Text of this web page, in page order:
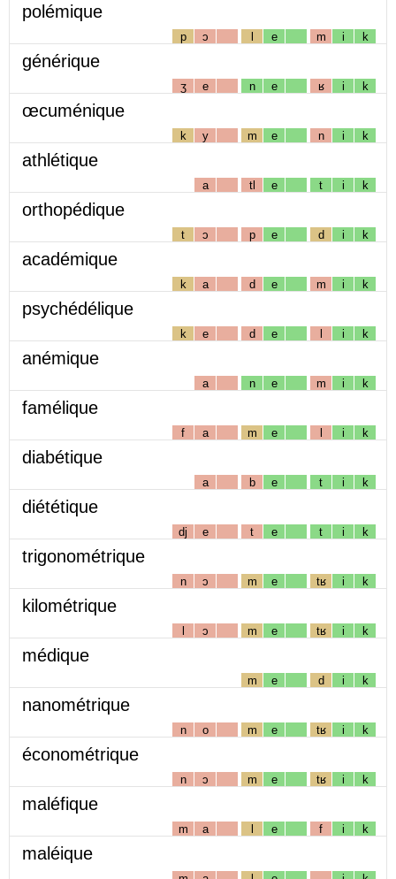
polémique
p ɔ l e m i k
générique
ʒ e n e ʁ i k
œcuménique
k y m e n i k
athlétique
a tl e t i k
orthopédique
t ɔ p e d i k
académique
k a d e m i k
psychédélique
k e d e l i k
anémique
a n e m i k
famélique
f a m e l i k
diabétique
a b e t i k
diététique
dj e t e t i k
trigonométrique
n ɔ m e tʁ i k
kilométrique
l ɔ m e tʁ i k
médique
m e d i k
nanométrique
n o m e tʁ i k
économétrique
n ɔ m e tʁ i k
maléfique
m a l e f i k
maléique